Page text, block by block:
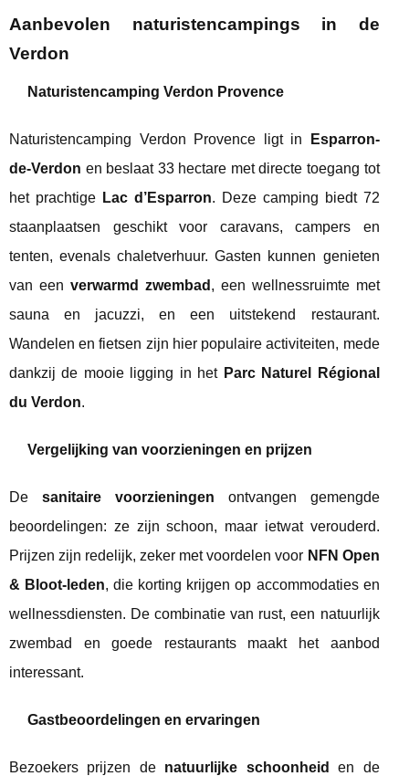
Aanbevolen naturistencampings in de
Verdon
Naturistencamping Verdon Provence
Naturistencamping Verdon Provence ligt in
Esparron-
de-Verdon en beslaat 33 hectare met directe toegang tot
het prachtige Lac d’Esparron. Deze camping biedt 72
staanplaatsen geschikt voor caravans, campers en
tenten, evenals chaletverhuur. Gasten kunnen genieten
van een verwarmd zwembad , een wellnessruimte met
sauna en jacuzzi, en een uitstekend restaurant.
Wandelen en fietsen zijn hier populaire activiteiten, mede
dankzij de mooie ligging in het Parc Naturel Régional
du Verdon.
Vergelijking van voorzieningen en prijzen
De sanitaire voorzieningen ontvangen gemengde
beoordelingen: ze zijn schoon, maar ietwat verouderd.
Prijzen zijn redelijk, zeker met voordelen voor NFN Open
& Bloot-leden, die korting krijgen op accommodaties en
wellnessdiensten. De combinatie van rust, een natuurlijk
zwembad en goede restaurants maakt het aanbod
interessant.
Gastbeoordelingen en ervaringen
Bezoekers prijzen de natuurlijke schoonheid
en de